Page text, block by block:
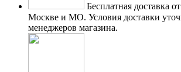
Бесплатная доставка
Москве и МО. Условия доставки
менеджеров магазина.